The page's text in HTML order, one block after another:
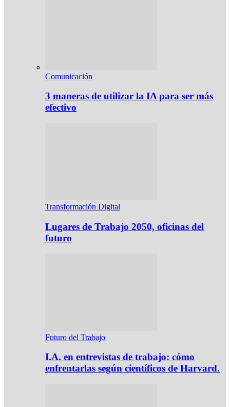
Comunicación
3 maneras de utilizar la IA para ser más
efectivo
Transformación Digital
Lugares de Trabajo 2050, oficinas del
futuro
Futuro del Trabajo
I.A. en entrevistas de trabajo: cómo
enfrentarlas según científicos de Harvard.